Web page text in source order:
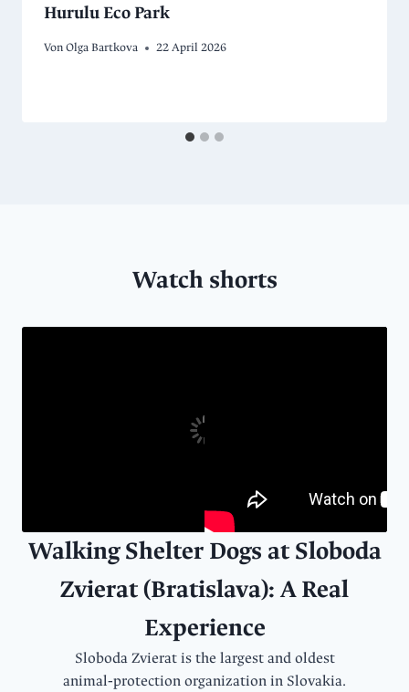
Hurulu Eco Park
VonOlga Bartkova 22 April 2026
Watch shorts
Walking Shelter Dogs at Sloboda
Zvierat (Bratislava): A Real
Experience
Sloboda Zvierat is the largest and oldest
animal‑protection organization in Slovakia.